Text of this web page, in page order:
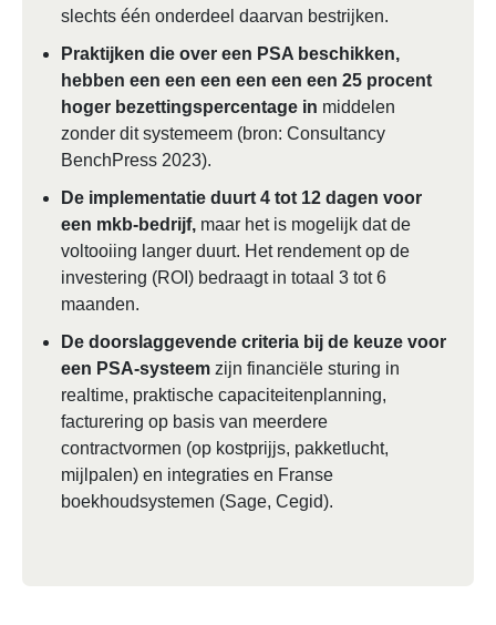
slechts één onderdeel daarvan bestrijken.
Praktijken die over een PSA beschikken,
hebben een een een een een een 25 procent
hoger bezettingspercentage in middelen
zonder dit systemeem (bron: Consultancy
BenchPress 2023).
De implementatie duurt 4 tot 12 dagen voor
een mkb-bedrijf, maar het is mogelijk dat de
voltooiing langer duurt. Het rendement op de
investering (ROI) bedraagt ​​in totaal 3 tot 6
maanden.
De doorslaggevende criteria bij de keuze voor
een PSA-systeem zijn financiële sturing in
realtime, praktische capaciteitenplanning,
facturering op basis van meerdere
contractvormen (op kostprijjs, pakketlucht,
mijlpalen) en integraties en Franse
boekhoudsystemen (Sage, Cegid).